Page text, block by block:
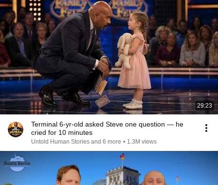
29:23
Terminal 6-yr-old asked Steve one question — he
cried for 10 minutes
Untold Human Stories and 6 more • 1.3M views